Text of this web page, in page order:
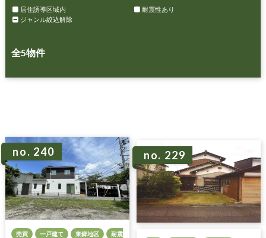
居住誘導区域内
耐震性あり
ジャンル絞込解除
全5物件
no. 240
売買 一戸建て 東郷地区
耐震
no. 229